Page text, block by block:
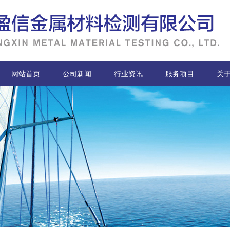
网站首页 公司新闻 行业资讯 服务项目 关